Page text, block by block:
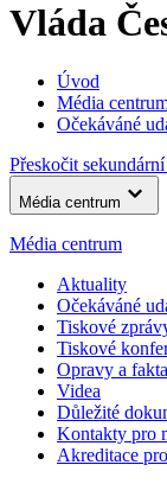
Vláda
Úvod
Média
Očekáváné
Přeskočit
Média centrum
Média centrum
Aktuality
Očekáváné
Tiskové
Tiskové
Opravy a fakta
Videa
Důležité
Kontakty pro
Akreditace